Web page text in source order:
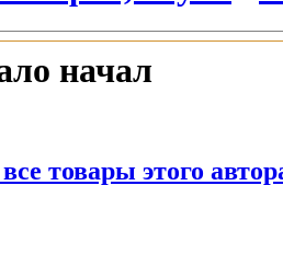
начал
товары этого